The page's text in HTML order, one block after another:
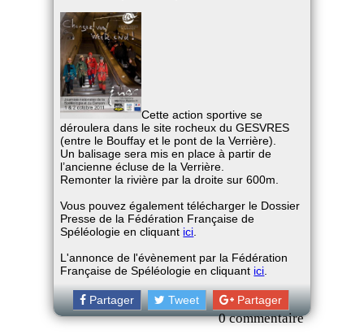
Cette action sportive se
déroulera dans le site rocheux du GESVRES
(entre le Bouffay et le pont de la Verrière).
Un balisage sera mis en place à partir de
l’ancienne écluse de la Verrière.
Remonter la rivière par la droite sur 600m.
Vous pouvez également télécharger le Dossier
Presse de la Fédération Française de
Spéléologie en cliquant ici.
L'annonce de l'évènement par la Fédération
Française de Spéléologie en cliquant ici.
Partager Tweet Partager
0 commentaire